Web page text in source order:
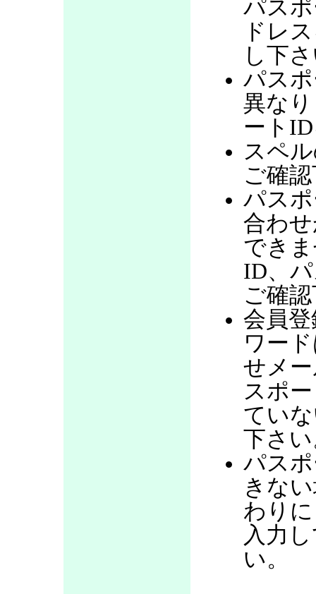
パス
ドレ
し下
パス
異な
ート
スペ
ご確
パス
合わ
でき
ID、
ご確
会員
ワー
せメ
スポ
てい
下さ
パス
きな
わり
入力
い。